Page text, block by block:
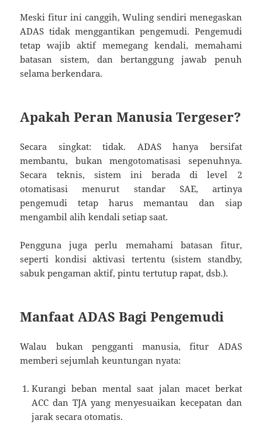
Meski fitur ini canggih, Wuling sendiri menegaskan
ADAS tidak menggantikan pengemudi. Pengemudi
tetap wajib aktif memegang kendali, memahami
batasan sistem, dan bertanggung jawab penuh
selama berkendara.
Apakah Peran Manusia Tergeser?
Secara singkat: tidak. ADAS hanya bersifat
membantu, bukan mengotomatisasi sepenuhnya.
Secara teknis, sistem ini berada di level 2
otomatisasi menurut standar SAE, artinya
pengemudi tetap harus memantau dan siap
mengambil alih kendali setiap saat.
Pengguna juga perlu memahami batasan fitur,
seperti kondisi aktivasi tertentu (sistem standby,
sabuk pengaman aktif, pintu tertutup rapat, dsb.).
Manfaat ADAS Bagi Pengemudi
Walau bukan pengganti manusia, fitur ADAS
memberi sejumlah keuntungan nyata:
Kurangi beban mental saat jalan macet berkat
ACC dan TJA yang menyesuaikan kecepatan dan
jarak secara otomatis.